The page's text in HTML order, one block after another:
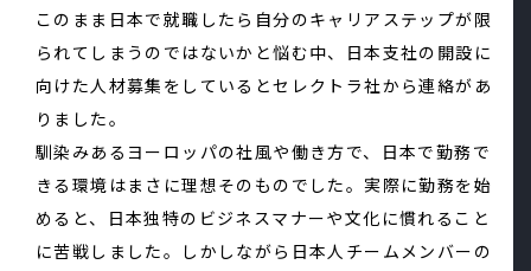
このまま日本で就職したら自分のキャリアステップが限
られてしまうのではないかと悩む中、日本支社の開設に
向けた人材募集をしているとセレクトラ社から連絡があ
りました。
馴染みあるヨーロッパの社風や働き方で、日本で勤務で
きる環境はまさに理想そのものでした。実際に勤務を始
めると、日本独特のビジネスマナーや文化に慣れること
に苦戦しました。しかしながら日本人チームメンバーの